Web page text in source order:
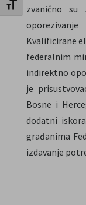
Toggle Font size
zvanično su
Kvalificirane
federalnim
indirektno
je
Bosne i
dodatni
građanima
izdavanje